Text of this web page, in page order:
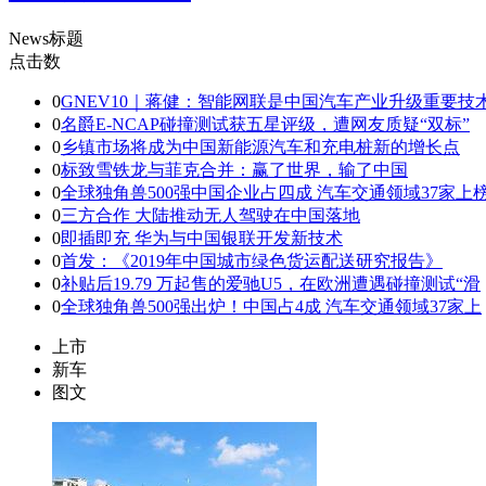
News标题
点击数
0GNEV10｜蒋健：智能网联是中国汽车产业升级重要技
0名爵E-NCAP碰撞测试获五星评级，遭网友质疑“双标”
0乡镇市场将成为中国新能源汽车和充电桩新的增长点
0标致雪铁龙与菲克合并：赢了世界，输了中国
0全球独角兽500强中国企业占四成 汽车交通领域37家上
0三方合作 大陆推动无人驾驶在中国落地
0即插即充 华为与中国银联开发新技术
0首发：《2019年中国城市绿色货运配送研究报告》
0补贴后19.79 万起售的爱驰U5，在欧洲遭遇碰撞测试“滑
0全球独角兽500强出炉！中国占4成 汽车交通领域37家上
上市
新车
图文